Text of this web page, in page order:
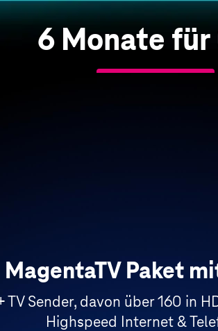
6 Monate
Paket
Sender, davon über 160 in
Highspeed Internet &